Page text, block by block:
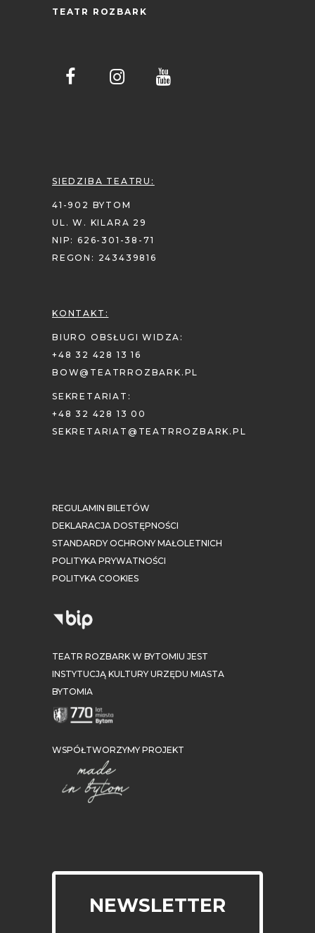
TEATR ROZBARK
SIEDZIBA TEATRU:
41-902 BYTOM
UL. W. KILARA 29
NIP: 626-301-38-71
REGON: 243439816
KONTAKT:
BIURO OBSŁUGI WIDZA:
+48 32 428 13 16
BOW@TEATRROZBARK.PL
SEKRETARIAT:
+48 32 428 13 00
SEKRETARIAT@TEATRROZBARK.PL
REGULAMIN BILETÓW
DEKLARACJA DOSTĘPNOŚCI
STANDARDY OCHRONY MAŁOLETNICH
POLITYKA PRYWATNOŚCI
POLITYKA COOKIES
TEATR ROZBARK W BYTOMIU JEST
INSTYTUCJĄ KULTURY URZĘDU MIASTA
BYTOMIA
WSPÓŁTWORZYMY PROJEKT
NEWSLETTER